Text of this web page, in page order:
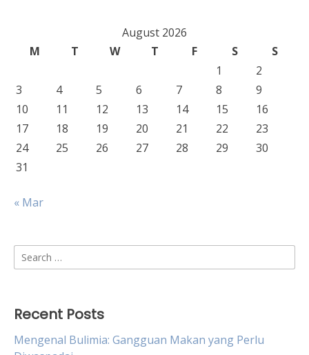
August 2026
M
T W T F S
S
1
2
3
4 5 6 7 8
9
10
11 12 13 14 15
16
17
18 19 20 21 22
23
24
25 26 27 28 29
30
31
« Mar
Search
for:
Recent Posts
Mengenal Bulimia: Gangguan Makan yang Perlu